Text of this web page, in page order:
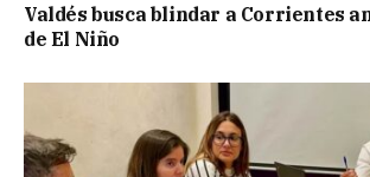
Valdés busca blindar a Corrientes
de El Niño